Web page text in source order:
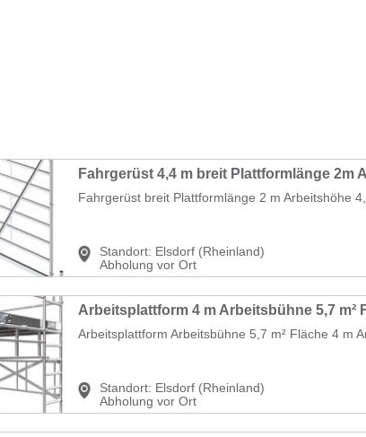
Fahrgerüst breit Plattformlänge 2 m Arbeitshöhe
Standort: Elsdorf (Rheinland)
Abholung vor Ort
Arbeitsplattform Arbeitsbühne 5,7 m² Fläche 4 m
Standort: Elsdorf (Rheinland)
Abholung vor Ort